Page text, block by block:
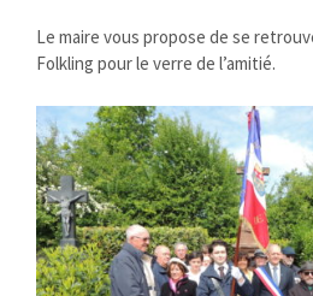
Le maire vous propose de se
Folkling pour le verre de l’amitié.